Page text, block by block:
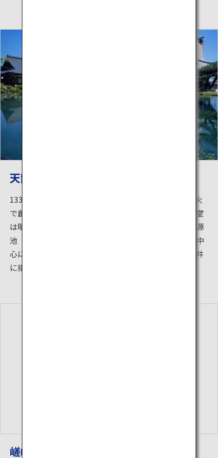
天龍寺
1339年、時の将軍、足利尊氏が創建。8度にわたる大火
で創建当時の壮大な面影はとどめておらず、現在の諸堂
は明治になって再建されました。当時の原型を残す曹源
池（そうげんち）庭園は亀山や嵐山を借景にした池を中
心に作られた美しい庭園です。法堂（はっとう）の天井
に描かれた「雲龍図」の八方睨みの龍も必見です。
嵯峨野 竹林